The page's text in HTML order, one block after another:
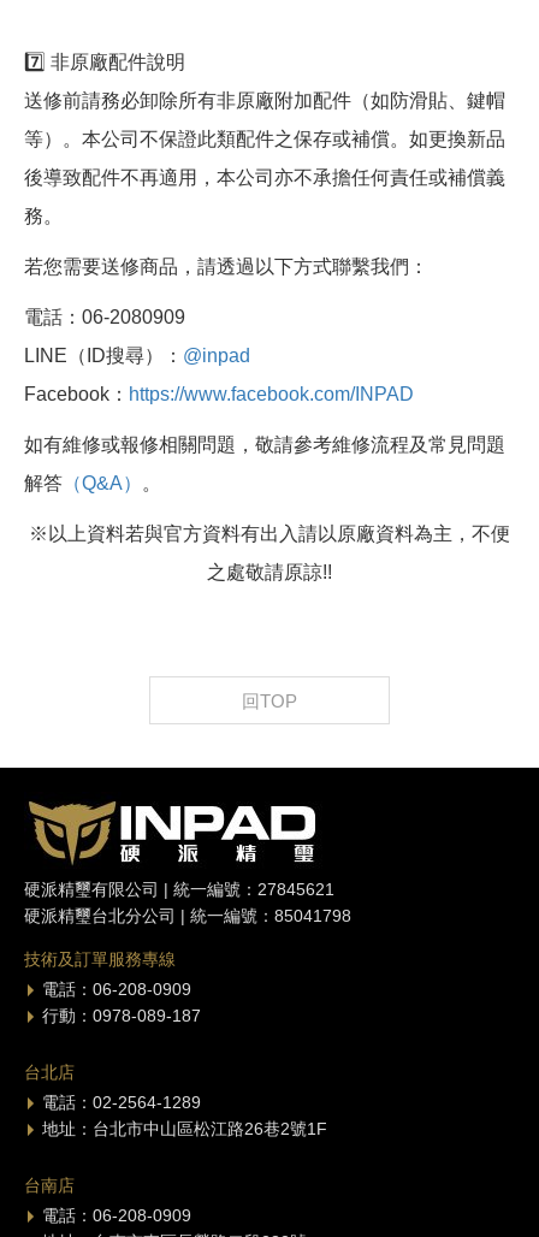
7️⃣ 非原廠配件說明
送修前請務必卸除所有非原廠附加配件（如防滑貼、鍵帽
等）。本公司不保證此類配件之保存或補償。如更換新品
後導致配件不再適用，本公司亦不承擔任何責任或補償義
務。
若您需要送修商品，請透過以下方式聯繫我們：
電話：06-2080909
LINE（ID搜尋）： @inpad
Facebook： https://www.facebook.com/INPAD
如有維修或報修相關問題，敬請參考維修流程及常見問題
解答 （Q&A） 。
※以上資料若與官方資料有出入請以原廠資料為主，不便
之處敬請原諒!!
回TOP
硬派精璽有限公司 | 統一編號：27845621
硬派精璽台北分公司 | 統一編號：85041798
技術及訂單服務專線
電話：06-208-0909
行動：0978-089-187
台北店
電話：02-2564-1289
地址：台北市中山區松江路26巷2號1F
台南店
電話：06-208-0909